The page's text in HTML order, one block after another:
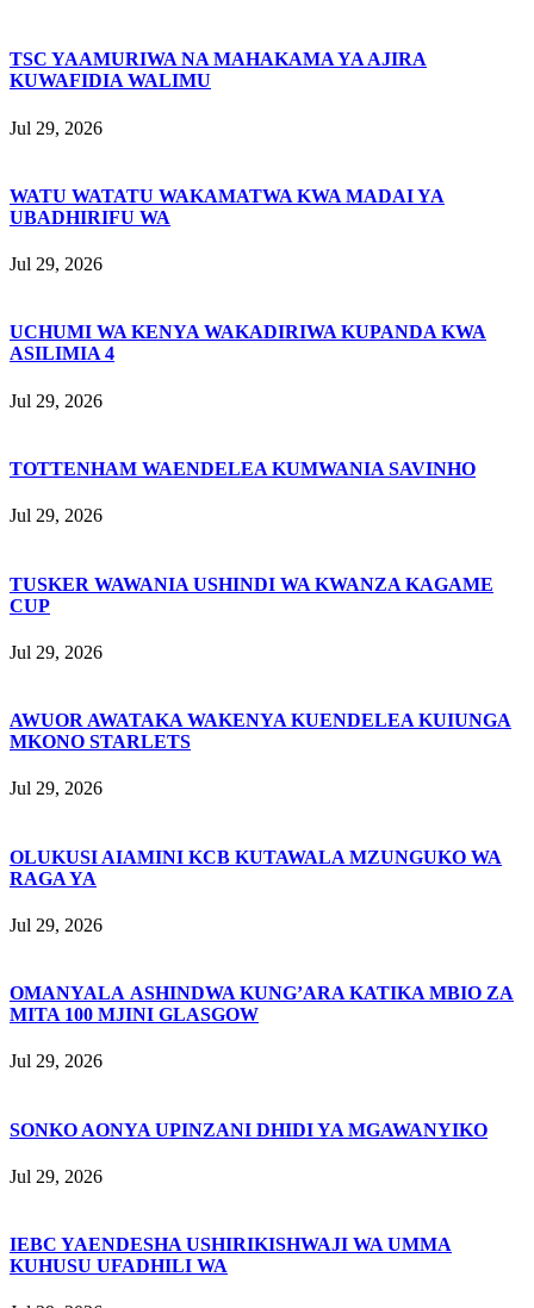
TSC YAAMURIWA NA MAHAKAMA YA AJIRA
KUWAFIDIA WALIMU
Jul 29, 2026
WATU WATATU WAKAMATWA KWA MADAI YA
UBADHIRIFU WA
Jul 29, 2026
UCHUMI WA KENYA WAKADIRIWA KUPANDA KWA
ASILIMIA 4
Jul 29, 2026
TOTTENHAM WAENDELEA KUMWANIA SAVINHO
Jul 29, 2026
TUSKER WAWANIA USHINDI WA KWANZA KAGAME
CUP
Jul 29, 2026
AWUOR AWATAKA WAKENYA KUENDELEA KUIUNGA
MKONO STARLETS
Jul 29, 2026
OLUKUSI AIAMINI KCB KUTAWALA MZUNGUKO WA
RAGA YA
Jul 29, 2026
OMANYALA ASHINDWA KUNG’ARA KATIKA MBIO ZA
MITA 100 MJINI GLASGOW
Jul 29, 2026
SONKO AONYA UPINZANI DHIDI YA MGAWANYIKO
Jul 29, 2026
IEBC YAENDESHA USHIRIKISHWAJI WA UMMA
KUHUSU UFADHILI WA